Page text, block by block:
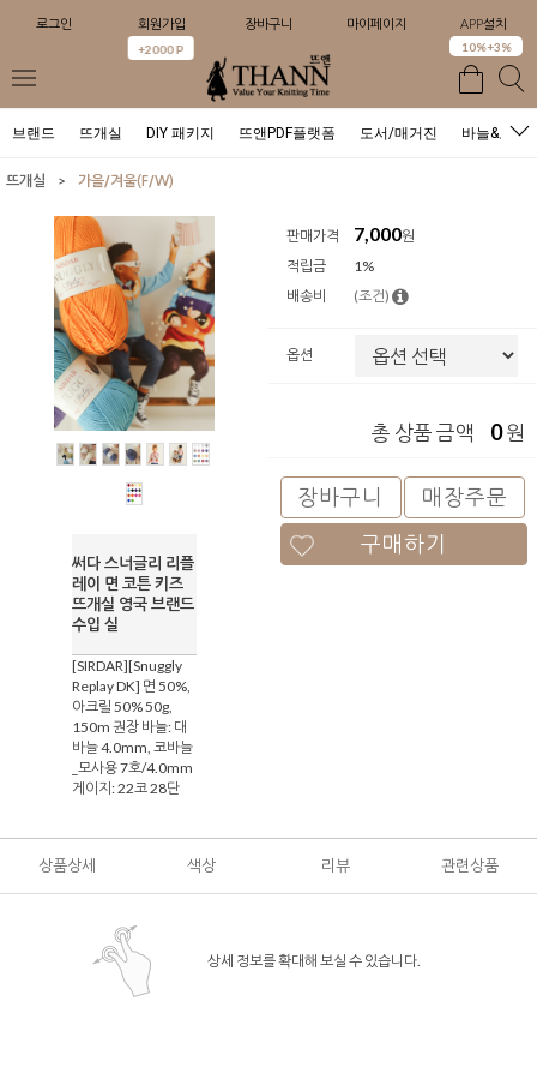
로그인 회원가입
+2000 P
장바구니 마이페이지 APP설치
10%+3%
브랜드 뜨개실 DIY 패키지 뜨앤PDF플랫폼 도서/매거진 바늘&도구
뜨개실 > 가을/겨울(F/W)
써다 스너글리 리플
레이 면 코튼 키즈
뜨개실 영국 브랜드
수입 실
[SIRDAR][Snuggly
Replay DK] 면 50%,
아크릴 50% 50g,
150m 권장 바늘: 대
바늘 4.0mm, 코바늘
_모사용 7호/4.0mm
게이지: 22코 28단
판매가격 7,000원
적립금
1%
배송비
(조건)
옵션
총 상품 금액 0원
장바구니
매장주문
구매하기
상품상세 색상 리뷰 관련상품
상세 정보를 확대해 보실 수 있습니다.